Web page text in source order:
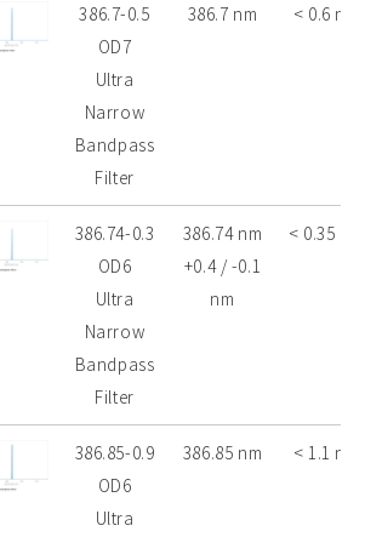
386.7-0.5
OD7
Ultra
Narrow
Bandpass
Filter
386.7 nm < 0.6
386.74-0.3
OD6
Ultra
Narrow
Bandpass
Filter
386.74 nm
+0.4 / -0.1
nm
< 0.35
386.85-0.9
OD6
Ultra
386.85 nm < 1.1